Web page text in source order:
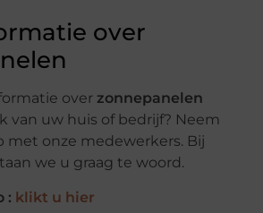
over
over zonnepanelen
van uw huis of bedrijf? Neem
met onze medewerkers. Bij
we u graag te woord.
: klikt u hier